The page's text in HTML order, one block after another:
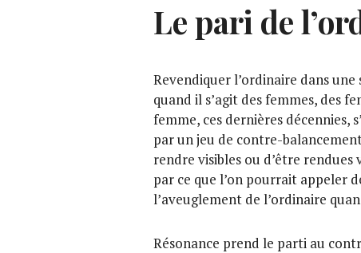
Le pari de
Revendiquer l’ordinaire dans
quand il s’agit des femmes, des
femme, ces dernières décennies,
par un jeu de contre-
rendre visibles ou d’être rendues
par ce que l’on pourrait appeler
l’aveuglement de l’ordinaire
Résonance prend le parti au